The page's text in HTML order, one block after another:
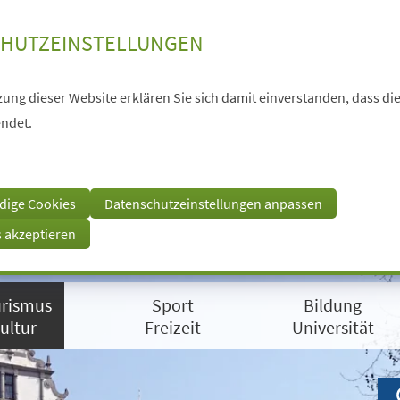
dieser Website erklären Sie sich damit einverstanden, dass
Cookies
Datenschutzeinstellungen anpassen
akzeptieren
Sport
Freizeit
Bildung
Universität